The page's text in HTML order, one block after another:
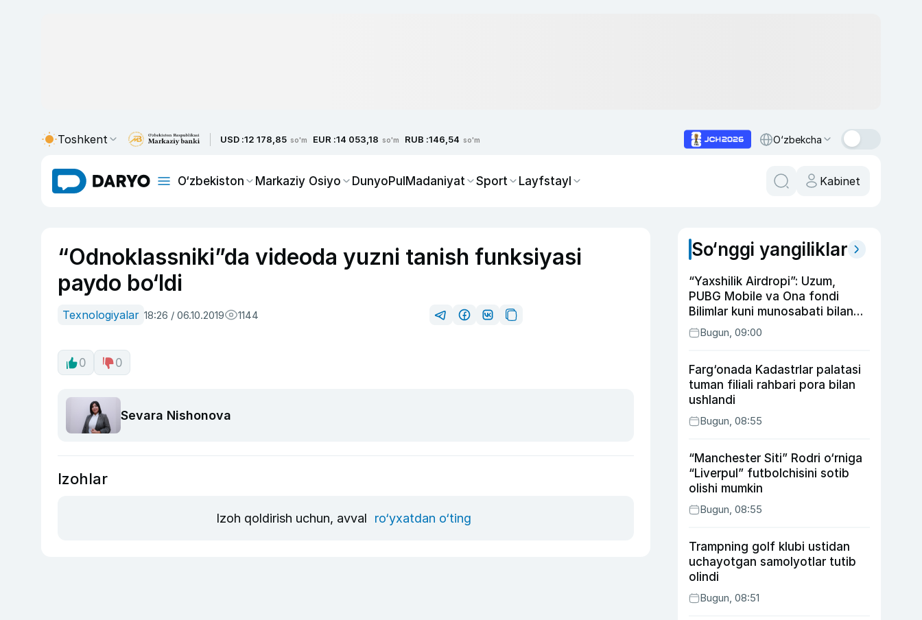
Toshkent USD :12 178,85 so'm EUR :14 053,18 so'm RUB :146,54 so'm O‘zbekcha
O‘zbekiston Markaziy Osiyo DunyoPulMadaniyat Sport Layfstayl Kabinet
“Odnoklassniki”da videoda yuzni tanish funksiyasi
paydo bo‘ldi
Texnologiyalar 18:26 / 06.10.2019 1144
0 0
Sevara Nishonova
Izohlar
Izoh qoldirish uchun, avval ro‘yxatdan o‘ting
So‘nggi yangiliklar
“Yaxshilik Airdropi”: Uzum,
PUBG Mobile va Ona fondi
Bilimlar kuni munosabati bilan
xayriya tadbirini yo‘lga
qo‘ymoqda
Bugun, 09:00
Farg‘onada Kadastrlar palatasi
tuman filiali rahbari pora bilan
ushlandi
Bugun, 08:55
“Manchester Siti” Rodri o‘rniga
“Liverpul” futbolchisini sotib
olishi mumkin
Bugun, 08:55
Trampning golf klubi ustidan
uchayotgan samolyotlar tutib
olindi
Bugun, 08:51